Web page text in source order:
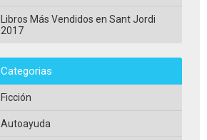
Libros Más Vendidos en Sant Jordi
2017
Categorias
Ficción
Autoayuda